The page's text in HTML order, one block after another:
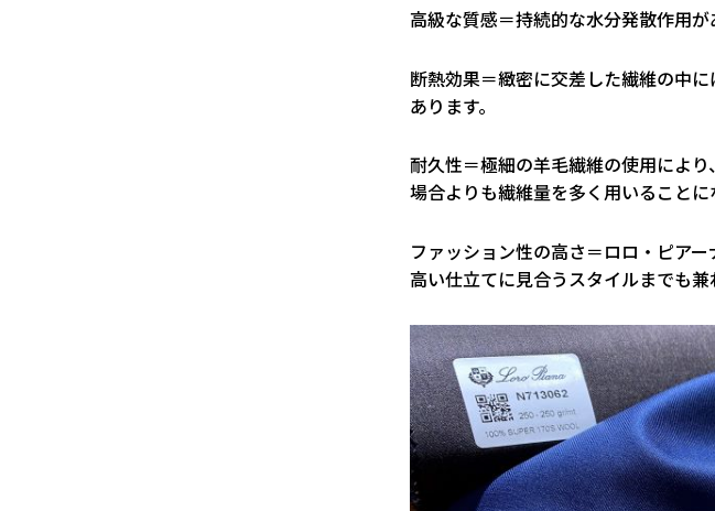
高級な質感＝持続的な水分発散作用が
断熱効果＝緻密に交差した繊維の中
あります。
耐久性＝極細の羊毛繊維の使用によ
場合よりも繊維量を多く用いることに
ファッション性の高さ＝ロロ・ピア
高い仕立てに見合うスタイルまでも兼